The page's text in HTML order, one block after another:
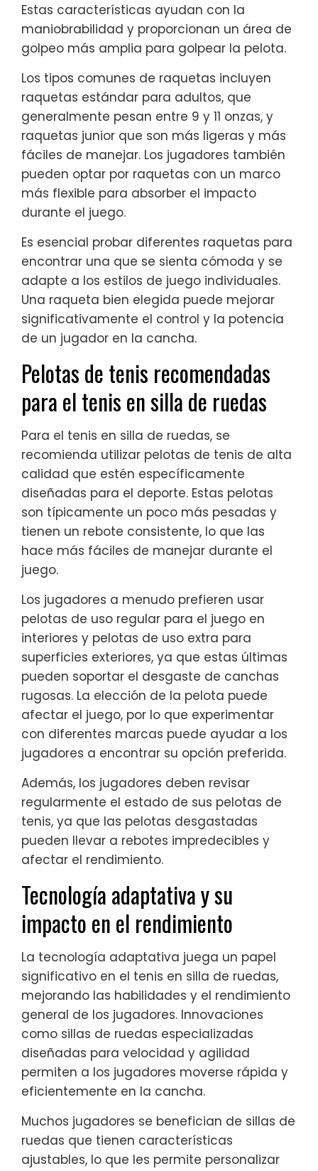
Estas características ayudan con la
maniobrabilidad y proporcionan un área de
golpeo más amplia para golpear la pelota.
Los tipos comunes de raquetas incluyen
raquetas estándar para adultos, que
generalmente pesan entre 9 y 11 onzas, y
raquetas junior que son más ligeras y más
fáciles de manejar. Los jugadores también
pueden optar por raquetas con un marco
más flexible para absorber el impacto
durante el juego.
Es esencial probar diferentes raquetas para
encontrar una que se sienta cómoda y se
adapte a los estilos de juego individuales.
Una raqueta bien elegida puede mejorar
significativamente el control y la potencia
de un jugador en la cancha.
Pelotas de tenis recomendadas
para el tenis en silla de ruedas
Para el tenis en silla de ruedas, se
recomienda utilizar pelotas de tenis de alta
calidad que estén específicamente
diseñadas para el deporte. Estas pelotas
son típicamente un poco más pesadas y
tienen un rebote consistente, lo que las
hace más fáciles de manejar durante el
juego.
Los jugadores a menudo prefieren usar
pelotas de uso regular para el juego en
interiores y pelotas de uso extra para
superficies exteriores, ya que estas últimas
pueden soportar el desgaste de canchas
rugosas. La elección de la pelota puede
afectar el juego, por lo que experimentar
con diferentes marcas puede ayudar a los
jugadores a encontrar su opción preferida.
Además, los jugadores deben revisar
regularmente el estado de sus pelotas de
tenis, ya que las pelotas desgastadas
pueden llevar a rebotes impredecibles y
afectar el rendimiento.
Tecnología adaptativa y su
impacto en el rendimiento
La tecnología adaptativa juega un papel
significativo en el tenis en silla de ruedas,
mejorando las habilidades y el rendimiento
general de los jugadores. Innovaciones
como sillas de ruedas especializadas
diseñadas para velocidad y agilidad
permiten a los jugadores moverse rápida y
eficientemente en la cancha.
Muchos jugadores se benefician de sillas de
ruedas que tienen características
ajustables, lo que les permite personalizar